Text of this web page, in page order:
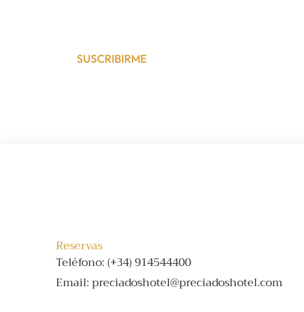
SUSCRIBIRME
Reservas
Teléfono: (+34) 914544400
Email: preciadoshotel@preciadoshotel.com